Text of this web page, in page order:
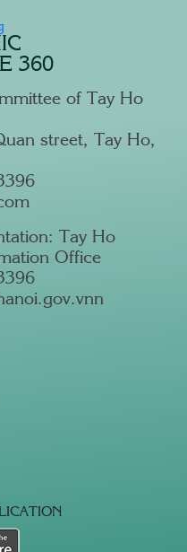
360
of Tay Ho
street, Tay Ho,
Tay Ho
Office